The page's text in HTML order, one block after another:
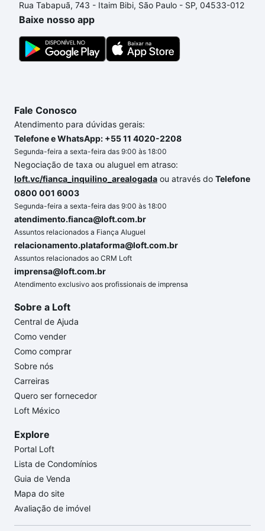
custa comprar um apartamento e conte com a
gente para comprar o imóvel dos seus sonhos com
segurança e conforto. Loft, com você até as
chaves.
Rua Tabapuã, 743 - Itaim Bibi, São Paulo - SP, 04533-012
Baixe nosso app
Fale Conosco
Atendimento para dúvidas gerais:
Telefone e WhatsApp: +55 11 4020-2208
Segunda-feira a sexta-feira das 9:00 às 18:00
Negociação de taxa ou aluguel em atraso:
loft.vc/fianca_inquilino_arealogada ou através do Telefone
0800 001 6003
Segunda-feira a sexta-feira das 9:00 às 18:00
atendimento.fianca@loft.com.br
Assuntos relacionados a Fiança Aluguel
relacionamento.plataforma@loft.com.br
Assuntos relacionados ao CRM Loft
imprensa@loft.com.br
Atendimento exclusivo aos profissionais de imprensa
Sobre a Loft
Central de Ajuda
Como vender
Como comprar
Sobre nós
Carreiras
Quero ser fornecedor
Loft México
Explore
Portal Loft
Lista de Condomínios
Guia de Venda
Mapa do site
Avaliação de imóvel